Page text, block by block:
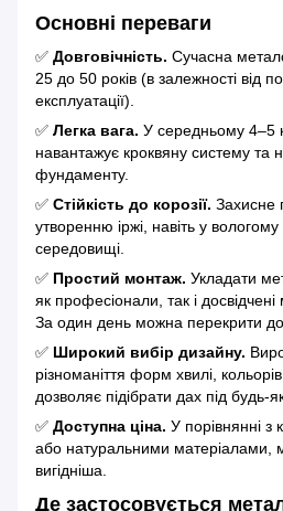
Основні переваги
✅ Довговічність. Сучасна
25 до 50 років (в залежності від
експлуатації).
✅ Легка вага. У середньому 4–5
навантажує кроквяну систему та
фундаменту.
✅ Стійкість до корозії. Захисне
утворенню іржі, навіть у
середовищі.
✅ Простий монтаж. Укладати
як професіонали, так і
За один день можна перекрити
✅ Широкий вибір дизайну.
різноманіття форм хвилі,
дозволяє підібрати дах під будь-
✅ Доступна ціна. У порівнянні
або натуральними матеріалами,
вигідніша.
Де застосовується